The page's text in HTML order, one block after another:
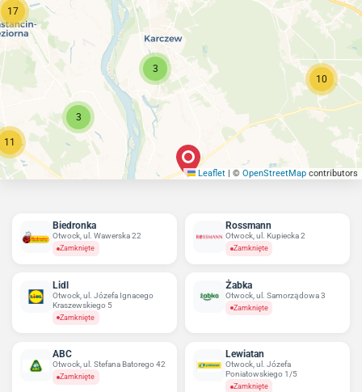
3
17
3
10
11
Leaflet | © OpenStreetMap contributors
Biedronka
Otwock, ul. Wawerska 22
Zamknięte
Rossmann
Otwock, ul. Kupiecka 2
Zamknięte
Lidl
Otwock, ul. Józefa Ignacego
Kraszewskiego 5
Zamknięte
Żabka
Otwock, ul. Samorządowa 3
Zamknięte
ABC
Otwock, ul. Stefana Batorego 42
Zamknięte
Lewiatan
Otwock, ul. Józefa
Poniatowskiego 1/5
Zamknięte